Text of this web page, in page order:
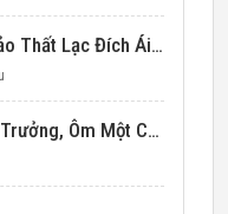
Độ Thiệu Hoa - Tầm Trảo Thất Lạc Đích Ái Tình
Thập Niên 80: Này Thủ Trưởng, Ôm Một Cái Đi!